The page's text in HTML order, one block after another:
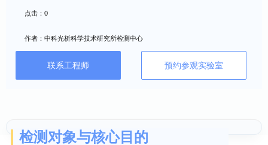
点击：0
作者：中科光析科学技术研究所检测中心
联系工程师 预约参观实验室
检测对象与核心目的